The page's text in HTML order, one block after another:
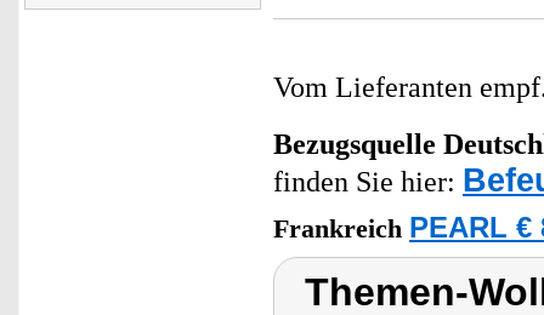
Vom Lieferanten
Bezugsquelle
finden Sie hier:
Frankreich PEARL €
Themen-